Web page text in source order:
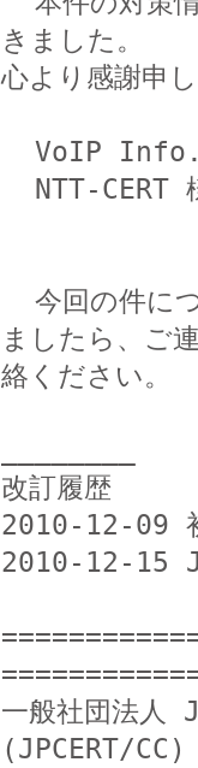
きました。
心より感謝申
VoIP
NTT-CERT
ましたら、ご
絡ください。
改訂履歴
2010-12-09
2010-12-15
一般社団法人
(JPCERT/CC)